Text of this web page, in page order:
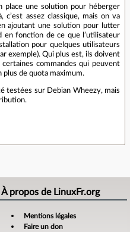
une solution pour héberger
c’est assez classique, mais on va
ajoutant une solution pour lutter
en fonction de ce que l’utilisateur
pour quelques utilisateurs
exemple). Qui plus est, ils doivent
commandes qui peuvent
plus de quota maximum.
testées sur Debian Wheezy, mais
À propos de LinuxFr.org
Mentions légales
Faire un don